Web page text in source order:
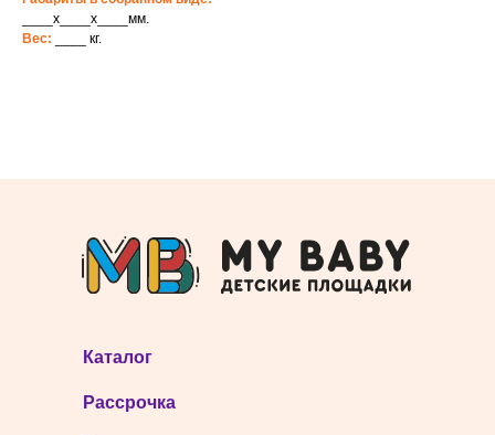
____x____x____мм.
Вес:
____ кг.
Каталог
Рассрочка